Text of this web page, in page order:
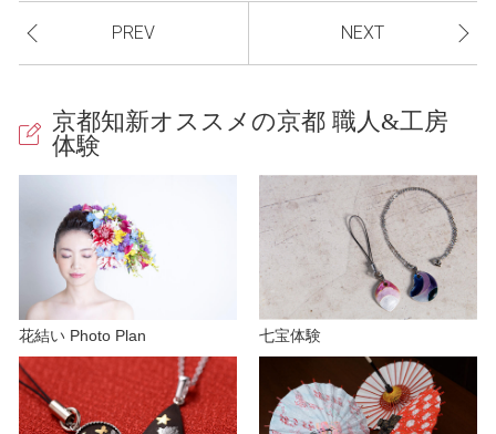
y
V
d
PREV NEXT
京都知新オススメの京都 職人&工房
体験
花結い Photo Plan 七宝体験